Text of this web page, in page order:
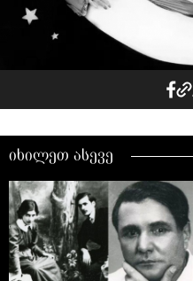
იხილეთ ასევე